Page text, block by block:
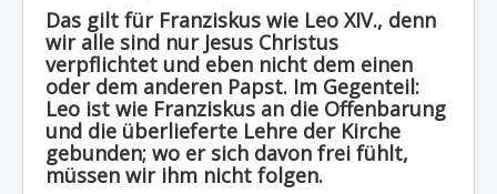
Das gilt für Franziskus wie Leo XIV., denn
wir alle sind nur Jesus Christus
verpflichtet und eben nicht dem einen
oder dem anderen Papst. Im Gegenteil:
Leo ist wie Franziskus an die Offenbarung
und die überlieferte Lehre der Kirche
gebunden; wo er sich davon frei fühlt,
müssen wir ihm nicht folgen.